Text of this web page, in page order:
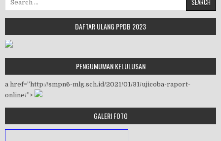
DAFTAR ULANG PPDB 2023
PENGUMUMAN KELULUSAN
a href=”http://smpn6-mlg.sch.id/2021/01/31/ujicoba-raport-
online/”>
GALERI FOTO